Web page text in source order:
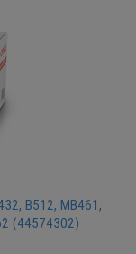
B512, MB461,
(44574302)